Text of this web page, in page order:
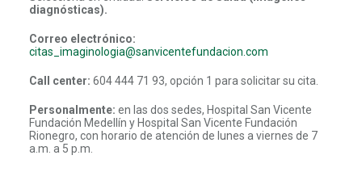
diagnósticas).
Correo electrónico:
citas_imaginologia@sanvicentefundacion.com
Call center: 604 444 71 93, opción 1 para solicitar su cita.
Personalmente: en las dos sedes, Hospital San Vicente
Fundación Medellín y Hospital San Vicente Fundación
Rionegro, con horario de atención de lunes a viernes de 7
a.m. a 5 p.m.